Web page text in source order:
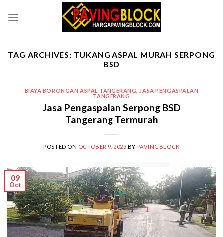
TAG ARCHIVES: TUKANG ASPAL MURAH SERPONG
BSD
BIAYA BORONGAN ASPAL TANGERANG
JASA PENGASPALAN
TANGERANG
Jasa Pengaspalan Serpong BSD
Tangerang Termurah
POSTED ON OCTOBER 9, 2023 BY PAVINGBLOCK
09
Oct